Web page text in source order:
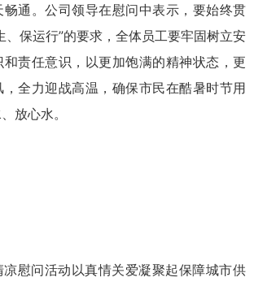
通。公司领导在慰问中表示，要始终贯
、保运行”的要求，全体员工要牢固树立安
责任意识，以更加饱满的精神状态，更
全力迎战高温，确保市民在酷暑时节用
放心水。
凉慰问活动以真情关爱凝聚起保障城市供